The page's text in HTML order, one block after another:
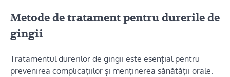
Metode de tratament pentru durerile de
gingii
Tratamentul durerilor de gingii este esențial pentru
prevenirea complicațiilor și menținerea sănătății orale.